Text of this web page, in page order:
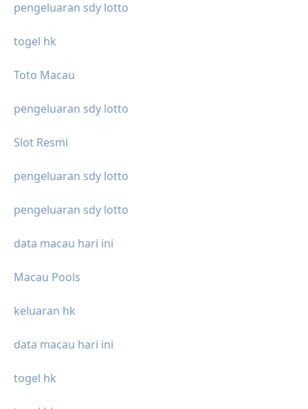
pengeluaran sdy lotto
togel hk
Toto Macau
pengeluaran sdy lotto
Slot Resmi
pengeluaran sdy lotto
pengeluaran sdy lotto
data macau hari ini
Macau Pools
keluaran hk
data macau hari ini
togel hk